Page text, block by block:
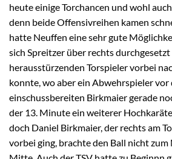
heute einige Torchancen und wohl
denn beide Offensivreihen kamen
hatte Neuffen eine sehr gute
sich Spreitzer über rechts
herausstürzenden Torspieler vorbei
konnte, wo aber ein Abwehrspieler vor
einschussbereiten Birkmaier gerade
der 13. Minute ein weiterer
doch Daniel Birkmaier, der rechts am
vorbei ging, brachte den Ball nicht